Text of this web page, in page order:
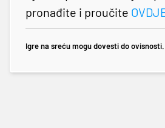
pronađite i proučite
Igre na sreću mogu dovesti do